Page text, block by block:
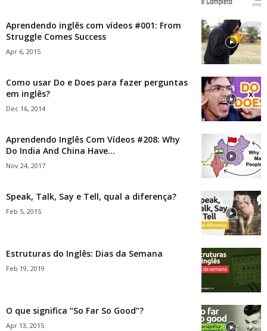
Aprendendo inglês com vídeos #001: From
Struggle Comes Success
Apr 6, 2015
Como usar Do e Does para fazer perguntas
em inglês?
Dec 16, 2014
Aprendendo Inglês Com Vídeos #208: Why
Do India And China Have...
Nov 24, 2017
Speak, Talk, Say e Tell, qual a diferença?
Feb 5, 2015
Estruturas do Inglês: Dias da Semana
Feb 19, 2019
O que significa “So Far So Good”?
Apr 13, 2015